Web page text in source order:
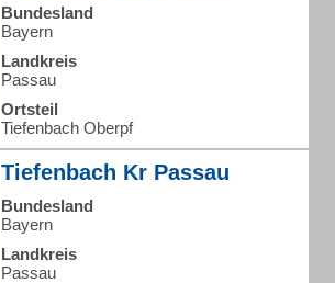
Bundesland
Bayern
Landkreis
Passau
Ortsteil
Tiefenbach Oberpf
Tiefenbach Kr Passau
Bundesland
Bayern
Landkreis
Passau